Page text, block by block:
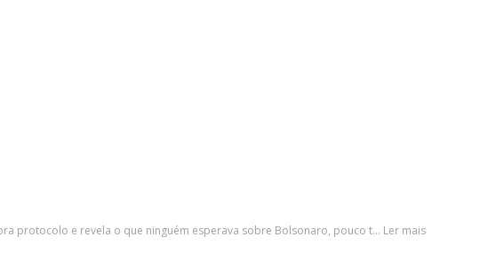
protocolo e revela o que ninguém esperava sobre Bolsonaro, pouco t… Ler mais